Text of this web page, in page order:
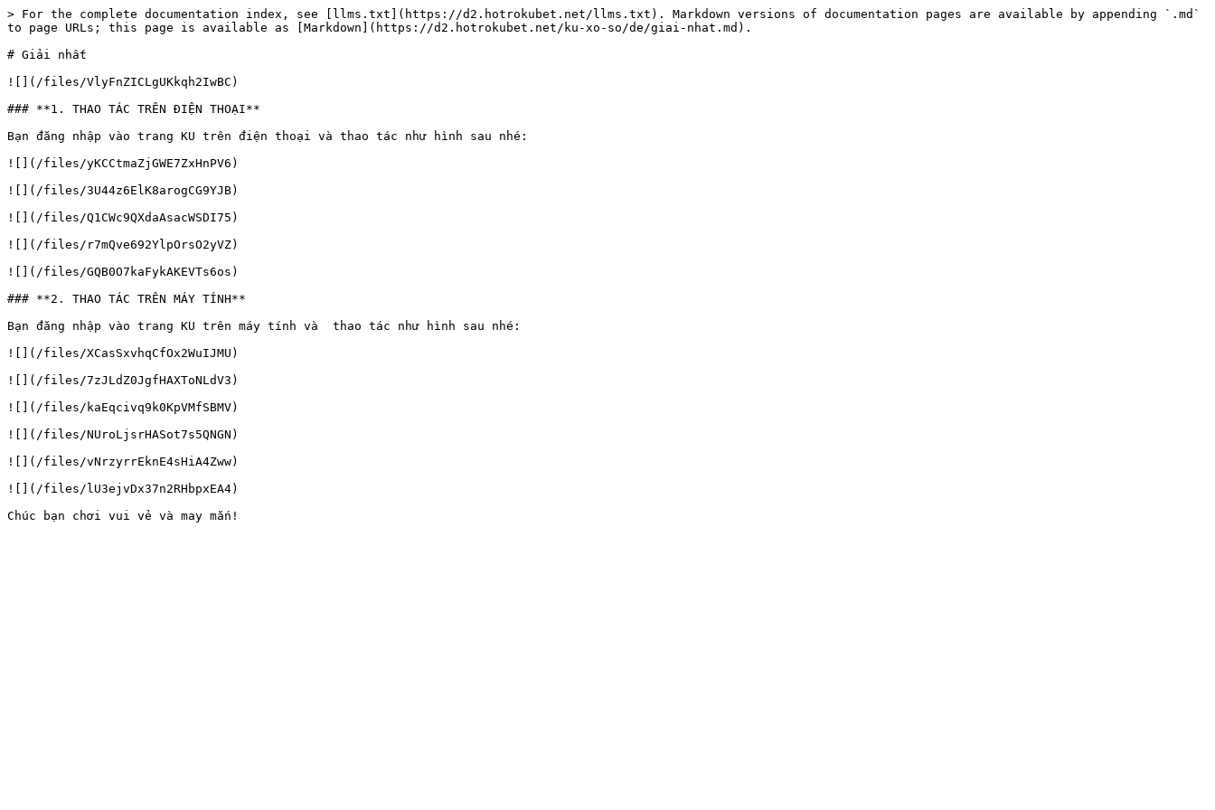
> For the complete documentation index, see [llms.txt](https://d2.hotrokubet.net/llms.txt). Markdown versions of documentation pages are available by appending `.md`
to page URLs; this page is available as [Markdown](https://d2.hotrokubet.net/ku-xo-so/de/giai-nhat.md).
# Giải nhất
![](/files/VlyFnZICLgUKkqh2IwBC)
### **1. THAO TÁC TRÊN ĐIỆN THOẠI**
Bạn đăng nhập vào trang KU trên điện thoại và thao tác như hình sau nhé:
![](/files/yKCCtmaZjGWE7ZxHnPV6)
![](/files/3U44z6ElK8arogCG9YJB)
![](/files/Q1CWc9QXdaAsacWSDI75)
![](/files/r7mQve692YlpOrsO2yVZ)
![](/files/GQB0O7kaFykAKEVTs6os)
### **2. THAO TÁC TRÊN MÁY TÍNH**
Bạn đăng nhập vào trang KU trên máy tính và  thao tác như hình sau nhé:
![](/files/XCasSxvhqCfOx2WuIJMU)
![](/files/7zJLdZ0JgfHAXToNLdV3)
![](/files/kaEqcivq9k0KpVMfSBMV)
![](/files/NUroLjsrHASot7s5QNGN)
![](/files/vNrzyrrEknE4sHiA4Zww)
![](/files/lU3ejvDx37n2RHbpxEA4)